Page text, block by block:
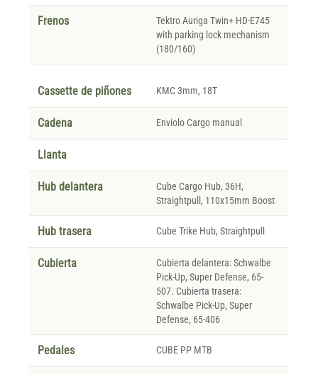
Frenos
Tektro Auriga Twin+ HD-E745
with parking lock mechanism
(180/160)
Cassette de piñones KMC 3mm, 18T
Cadena Enviolo Cargo manual
Llanta
Hub delantera
Cube Cargo Hub, 36H,
Straightpull, 110x15mm Boost
Hub trasera Cube Trike Hub, Straightpull
Cubierta
Cubierta delantera: Schwalbe
Pick-Up, Super Defense, 65-
507. Cubierta trasera:
Schwalbe Pick-Up, Super
Defense, 65-406
Pedales CUBE PP MTB